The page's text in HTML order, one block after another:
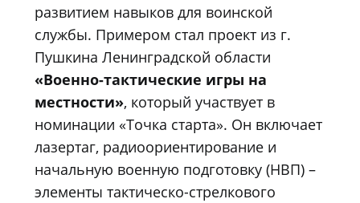
развитием навыков для воинской
службы. Примером стал проект из г.
Пушкина Ленинградской области
«Военно-тактические игры на
местности», который участвует в
номинации «Точка старта». Он включает
лазертаг, радиоориентирование и
начальную военную подготовку (НВП) –
элементы тактическо-стрелкового